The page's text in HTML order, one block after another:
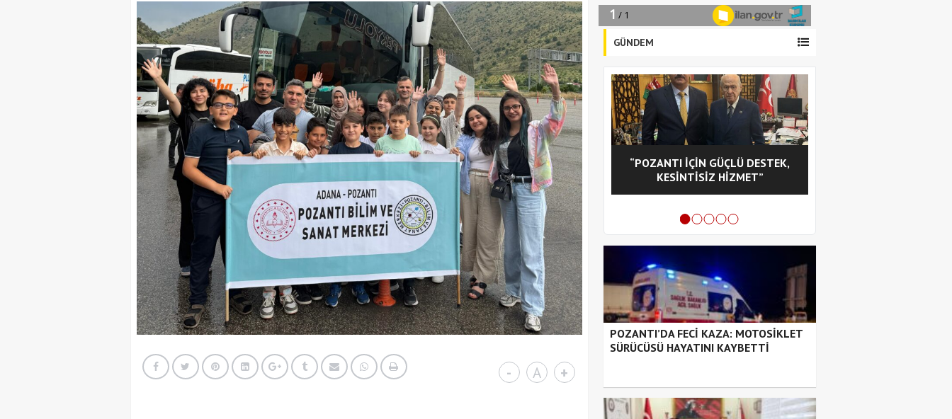
- A +
GÜNDEM
“POZANTI İÇİN GÜÇLÜ DESTEK,
KESİNTİSİZ HİZMET”
1 2 3 4 5
POZANTI’DA FECİ KAZA: MOTOSİKLET
SÜRÜCÜSÜ HAYATINI KAYBETTİ